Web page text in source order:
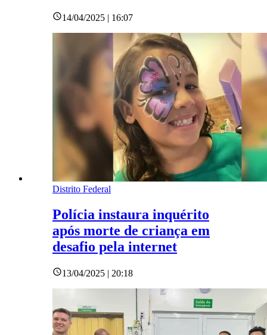
14/04/2025 | 16:07
Distrito Federal
Polícia instaura inquérito
após morte de criança em
desafio pela internet
13/04/2025 | 20:18